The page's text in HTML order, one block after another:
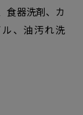
食器洗剤、カ
、油汚れ洗